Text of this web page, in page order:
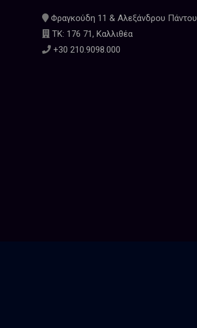
Φραγκούδη 11 & Αλεξάνδρου Πάντου
ΤΚ: 176 71, Καλλιθέα
+30 210.9098.000